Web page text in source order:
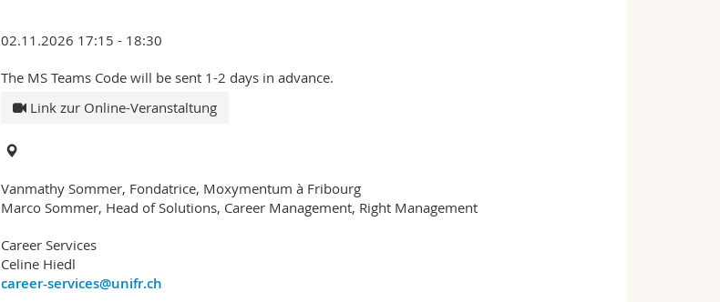
02.11.2026 17:15 - 18:30
The MS Teams Code will be sent 1-2 days in advance.
Link zur Online-Veranstaltung
Vanmathy Sommer, Fondatrice, Moxymentum à Fribourg
Marco Sommer, Head of Solutions, Career Management, Right Management
Career Services
Celine Hiedl
career-services@unifr.ch